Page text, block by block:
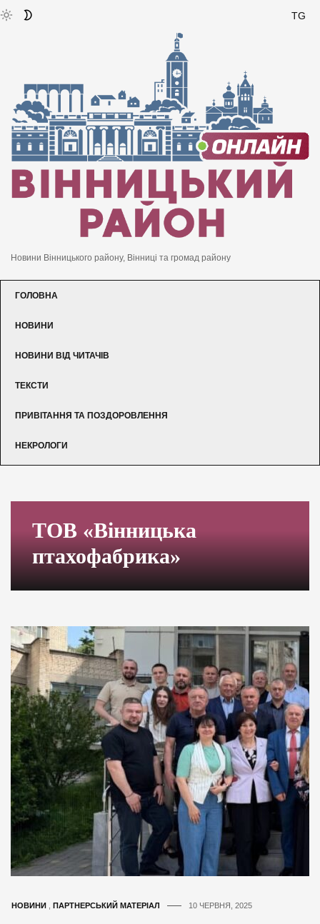
TG
Новини Вінницького району, Вінниці та громад району
ГОЛОВНА
НОВИНИ
НОВИНИ ВІД ЧИТАЧІВ
ТЕКСТИ
ПРИВІТАННЯ ТА ПОЗДОРОВЛЕННЯ
НЕКРОЛОГИ
ТОВ «Вінницька
птахофабрика»
НОВИНИ ПАРТНЕРСЬКИЙ МАТЕРІАЛ 10 ЧЕРВНЯ, 2025